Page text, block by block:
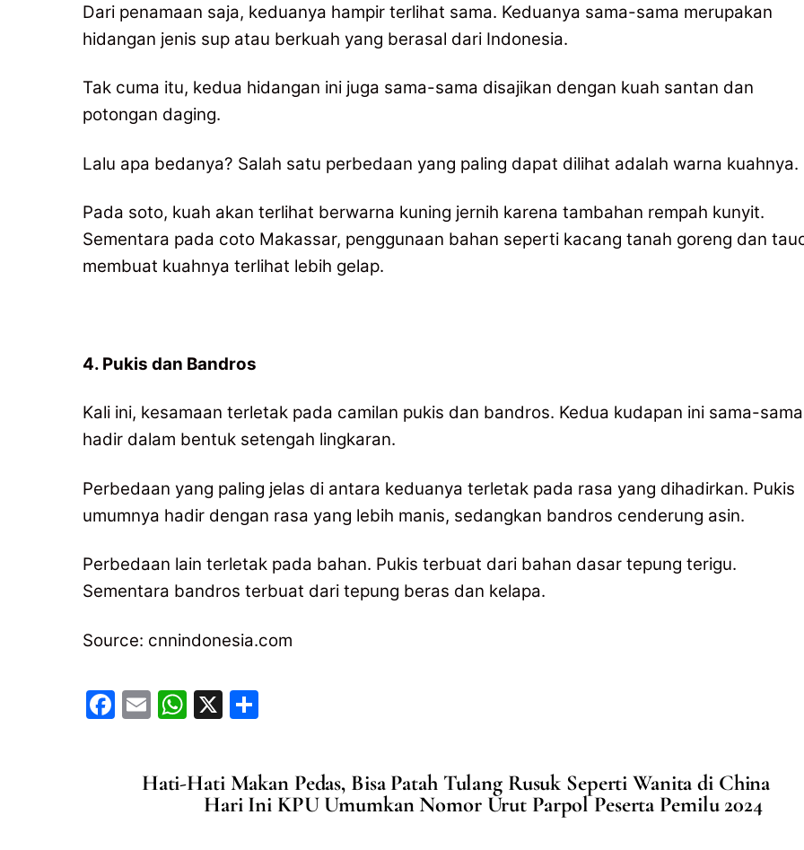
Dari penamaan saja, keduanya hampir terlihat sama. Keduanya sama-sama merupakan
hidangan jenis sup atau berkuah yang berasal dari Indonesia.
Tak cuma itu, kedua hidangan ini juga sama-sama disajikan dengan kuah santan dan
potongan daging.
Lalu apa bedanya? Salah satu perbedaan yang paling dapat dilihat adalah warna kuahnya.
Pada soto, kuah akan terlihat berwarna kuning jernih karena tambahan rempah kunyit.
Sementara pada coto Makassar, penggunaan bahan seperti kacang tanah goreng dan
membuat kuahnya terlihat lebih gelap.
4. Pukis dan Bandros
Kali ini, kesamaan terletak pada camilan pukis dan bandros. Kedua kudapan ini sama-sama
hadir dalam bentuk setengah lingkaran.
Perbedaan yang paling jelas di antara keduanya terletak pada rasa yang dihadirkan. Pukis
umumnya hadir dengan rasa yang lebih manis, sedangkan bandros cenderung asin.
Perbedaan lain terletak pada bahan. Pukis terbuat dari bahan dasar tepung terigu.
Sementara bandros terbuat dari tepung beras dan kelapa.
Source: cnnindonesia.com
F
E
l
W
s
A
X
e
Hati-Hati Makan Pedas, Bisa Patah Tulang Rusuk Seperti Wanita di China
Hari Ini KPU Umumkan Nomor Urut Parpol Peserta Pemilu 2024